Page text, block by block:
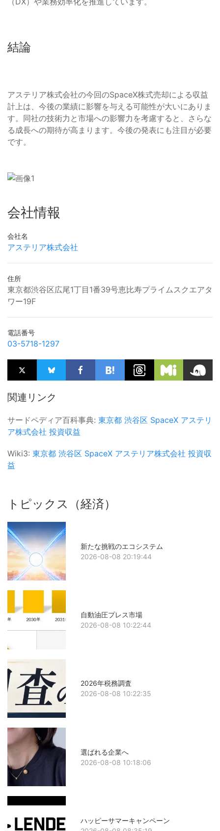
結論
アステリア株式会社の今回のSpaceX株式売却による収益
計上は、今後の業績に影響を与える可能性が大いにありま
す。同社の技術力と市場への影響力を考慮すると、さらな
る成長への期待が高まります。今後の発表にも注目が必要
です。
会社情報
会社名
アステリア株式会社
住所
東京都渋谷区広尾1丁目1番39号恵比寿プライムスクエアタ
ワー19F
電話番号
03-5718-1297
関連リンク
サードペディア百科事典: 東京都 渋谷区 SpaceX アステリ
ア株式会社 投資収益
Wiki3: 東京都 渋谷区 SpaceX アステリア株式会社 投資収
益
トピックス（経済）
新たな挑戦のエコシステム
2026-08-08 20:19:44
自動油圧プレス市場
2026-08-08 10:22:44
2026年税務調査
2026-08-08 10:22:35
選ばれる企業へ
2026-08-08 10:18:06
ハッピーサマーキャンペーン